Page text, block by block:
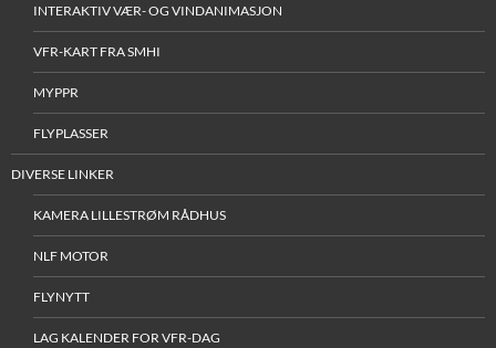
INTERAKTIV VÆR- OG VINDANIMASJON
VFR-KART FRA SMHI
MYPPR
FLYPLASSER
DIVERSE LINKER
KAMERA LILLESTRØM RÅDHUS
NLF MOTOR
FLYNYTT
LAG KALENDER FOR VFR-DAG